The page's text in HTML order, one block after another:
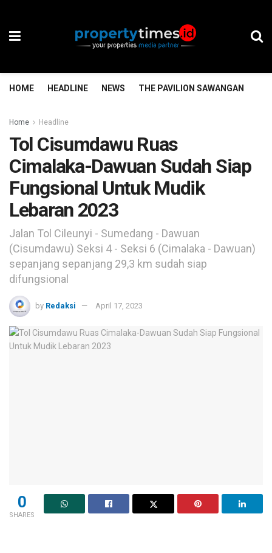
HOME HEADLINE NEWS THE PAVILION SAWANGAN
Home Headline
Tol Cisumdawu Ruas
Cimalaka-Dawuan Sudah Siap
Fungsional Untuk Mudik
Lebaran 2023
Jalan Tol Cileunyi - Sumedang - Dawuan
(Cisumdawu) Seksi 4 - Seksi 6 (Cimalaka - Dawuan)
sepanjang sepanjang 29,3 km sudah siap
difungsional
by Redaksi April 17, 2023
0
SHARES